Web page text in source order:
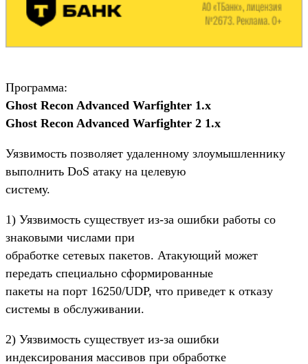
Программа:
Ghost Recon Advanced Warfighter 1.x
Ghost Recon Advanced Warfighter 2 1.x
Уязвимость позволяет удаленному злоумышленнику
выполнить DoS атаку на целевую
систему.
1) Уязвимость существует из-за ошибки работы со
знаковыми числами при
обработке сетевых пакетов. Атакующий может
передать специально сформированные
пакеты на порт 16250/UDP, что приведет к отказу
системы в обслуживании.
2) Уязвимость существует из-за ошибки
индексирования массивов при обработке